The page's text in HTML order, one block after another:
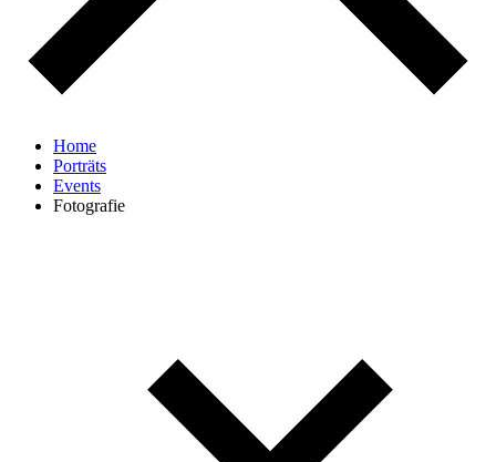
Home
Porträts
Events
Fotografie